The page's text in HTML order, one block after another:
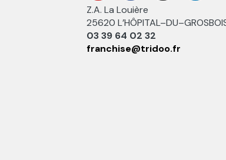
Z.A. La Louière
25620
03 39 64 02 32
franchise@tridoo.fr